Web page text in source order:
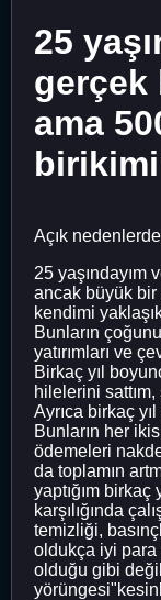
25
gerçek
ama
Açık
25 yaşındayım
ancak büyük
kendimi
Bunların
yatırımları ve
Birkaç yıl
hilelerini
Ayrıca birkaç
Bunların her
ödemeleri
da toplamın
yaptığım birkaç
karşılığında
temizliği,
oldukça iyi para
olduğu gibi